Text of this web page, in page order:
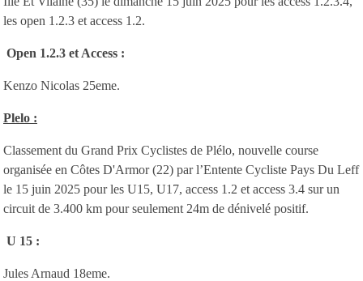
les open 1.2.3 et access 1.2.
Open 1.2.3 et Access :
Kenzo Nicolas 25eme.
Plelo :
Classement du Grand Prix Cyclistes de Plélo, nouvelle course
organisée en Côtes D'Armor (22) par l’Entente Cycliste Pays Du Leff
le 15 juin 2025 pour les U15, U17, access 1.2 et access 3.4 sur un
circuit de 3.400 km pour seulement 24m de dénivelé positif.
U 15 :
Jules Arnaud 18eme.